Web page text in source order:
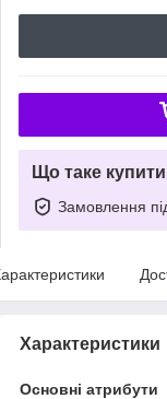
Що таке
Замовлення
Характеристики
Основні атрибути